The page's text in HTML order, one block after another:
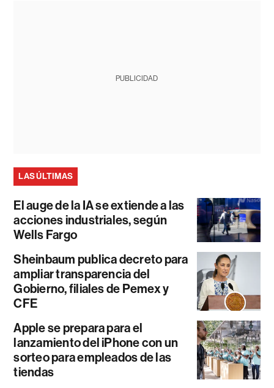
PUBLICIDAD
LAS ÚLTIMAS
El auge de la IA se extiende a las
acciones industriales, según
Wells Fargo
Sheinbaum publica decreto para
ampliar transparencia del
Gobierno, filiales de Pemex y
CFE
Apple se prepara para el
lanzamiento del iPhone con un
sorteo para empleados de las
tiendas